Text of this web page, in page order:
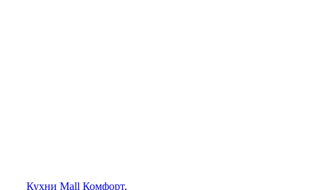
Кухни Mall Комфорт,